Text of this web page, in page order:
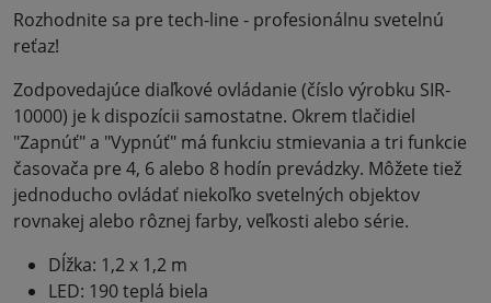
Rozhodnite sa pre tech-line - profesionálnu svetelnú
reťaz!
Zodpovedajúce diaľkové ovládanie (číslo výrobku SIR-
10000) je k dispozícii samostatne. Okrem tlačidiel
"Zapnúť" a "Vypnúť" má funkciu stmievania a tri funkcie
časovača pre 4, 6 alebo 8 hodín prevádzky. Môžete tiež
jednoducho ovládať niekoľko svetelných objektov
rovnakej alebo rôznej farby, veľkosti alebo série.
Dĺžka: 1,2 x 1,2 m
LED: 190 teplá biela